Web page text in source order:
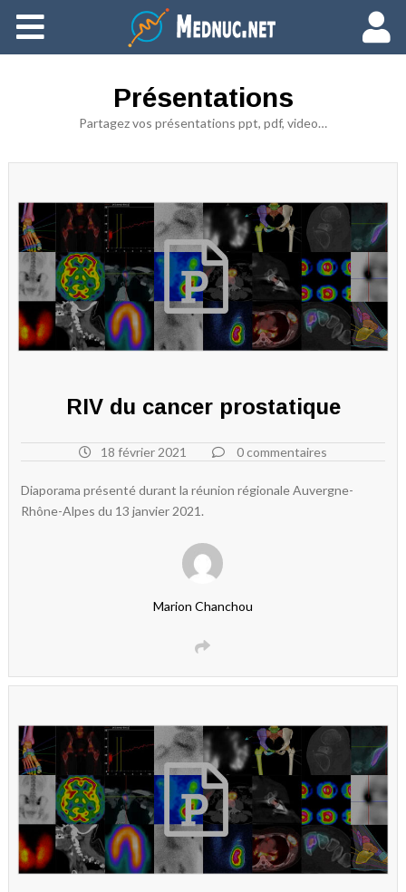
Ajouter du contenu
Présentations
Partagez vos présentations ppt, pdf, video…
RIV du cancer prostatique
18 février 2021 0 commentaires
Diaporama présenté durant la réunion régionale Auvergne-
Rhône-Alpes du 13 janvier 2021.
Marion Chanchou